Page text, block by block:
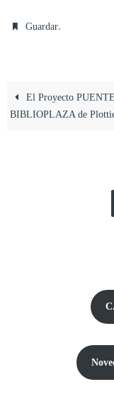
Guardar.
El Proyecto
BIBLIOPLAZA de